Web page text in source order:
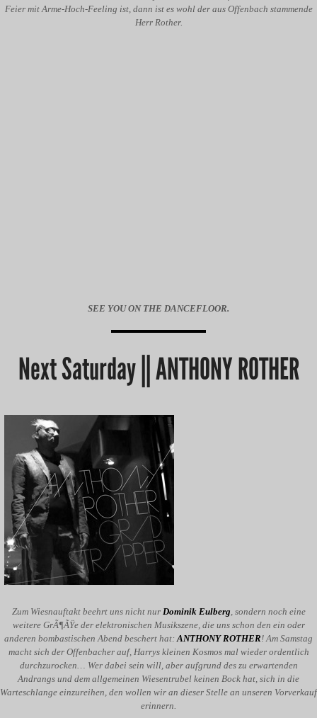
Feier mit Arme-Hoch-Feeling ist, dann ist es wohl der aus Offenbach stammende
Herr Rother.
SEE YOU ON THE DANCEFLOOR.
Next Saturday || ANTHONY ROTHER
Zum Wiesnauftakt beehrt uns nicht nur Dominik Eulberg , sondern noch eine
weitere GrÃ¶ÃŸe der elektronischen Musikszene, die uns schon den ein oder
anderen bombastischen Abend beschert hat: ANTHONY ROTHER! Am Samstag
macht sich der Offenbacher auf, Harrys kleinen Kosmos mal wieder ordentlich
durchzurocken… Wer dabei sein will, aber aufgrund des zu erwartenden
Andrangs und dem allgemeinen Wiesentrubel keinen Bock hat, sich in die
Warteschlange einzureihen, den wollen wir an dieser Stelle an unseren Vorverkauf
erinnern.